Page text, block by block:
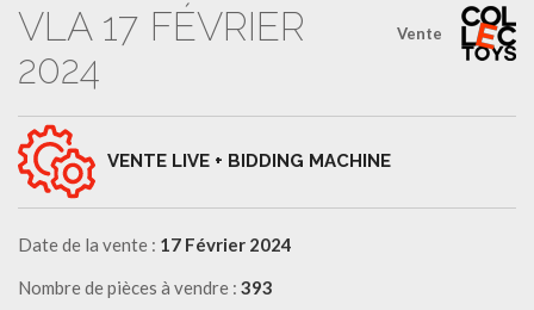
Vente
VLA 17 FÉVRIER
2024
VENTE LIVE + BIDDING MACHINE
Date de la vente : 17 Février 2024
Nombre de pièces à vendre : 393